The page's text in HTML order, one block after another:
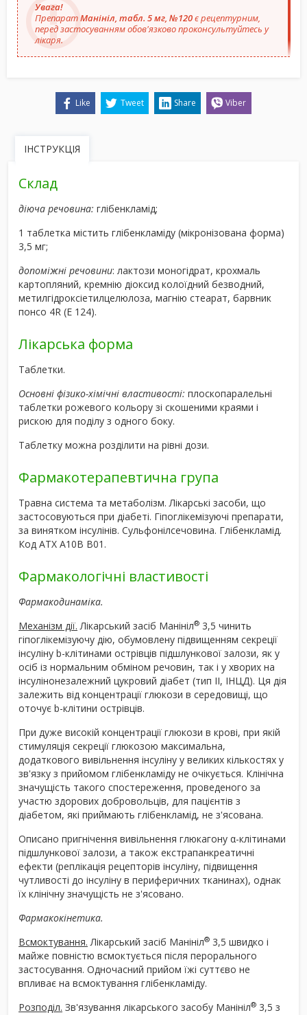
Увага!
ПрепаратМанініл, табл. 5 мг, №120є рецептурним,
перед застосуванням обов'язково проконсультуйтесь у
лікаря.
Like Tweet Share Viber
ІНСТРУКЦІЯ
Склад
діюча речовина: глібенкламід;
1 таблетка містить глібенкламіду (мікронізована форма)
3,5 мг;
допоміжні речовини: лактози моногідрат, крохмаль
картопляний, кремнію діоксид колоїдний безводний,
метилгідроксіетилцелюлоза, магнію стеарат, барвник
понсо 4R (Е 124).
Лікарська форма
Таблетки.
Основні фізико-хімічні властивості: плоскопаралельні
таблетки рожевого кольору зі скошеними краями і
рискою для поділу з одного боку.
Таблетку можна розділити на рівні дози.
Фармакотерапевтична група
Травна система та метаболізм. Лікарські засоби, що
застосовуються при діабеті. Гіпоглікемізуючі препарати,
за винятком інсулінів. Сульфонілсечовина. Глібенкламід.
Код АТХ А10В В01.
Фармакологічні властивості
Фармакодинаміка.
Механізм дії. Лікарський засіб Манініл® 3,5 чинить
гіпоглікемізуючу дію, обумовлену підвищенням секреції
інсуліну b-клітинами острівців підшлункової залози, як у
осіб із нормальним обміном речовин, так і у хворих на
інсулінонезалежний цукровий діабет (тип ІІ, ІНЦД). Ця дія
залежить від концентрації глюкози в середовищі, що
оточує b-клітини острівців.
При дуже високій концентрації глюкози в крові, при якій
стимуляція секреції глюкозою максимальна,
додаткового вивільнення інсуліну у великих кількостях у
зв'язку з прийомом глібенкламіду не очікується. Клінічна
значущість такого спостереження, проведеного за
участю здорових добровольців, для пацієнтів з
діабетом, які приймають глібенкламід, не з'ясована.
Описано пригнічення вивільнення глюкагону α-клітинами
підшлункової залози, а також екстрапанкреатичні
ефекти (реплікація рецепторів інсуліну, підвищення
чутливості до інсуліну в периферичних тканинах), однак
їх клінічну значущість не з'ясовано.
Фармакокінетика.
Всмоктування. Лікарський засіб Манініл® 3,5 швидко і
майже повністю всмоктується після перорального
застосування. Одночасний прийом їжі суттєво не
впливає на всмоктування глібенкламіду.
Розподіл. Зв'язування лікарського засобу Манініл® 3,5 з